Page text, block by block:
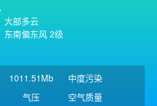
大部多云
东南偏东风 2级
1011.51Mb
气压
中度污染
空气质量